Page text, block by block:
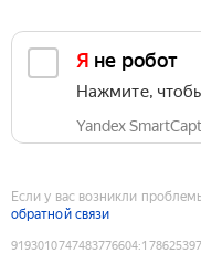
Я не робот
Нажмите,
Yandex
Если у вас возникли
обратной связи
9193010747483776604: